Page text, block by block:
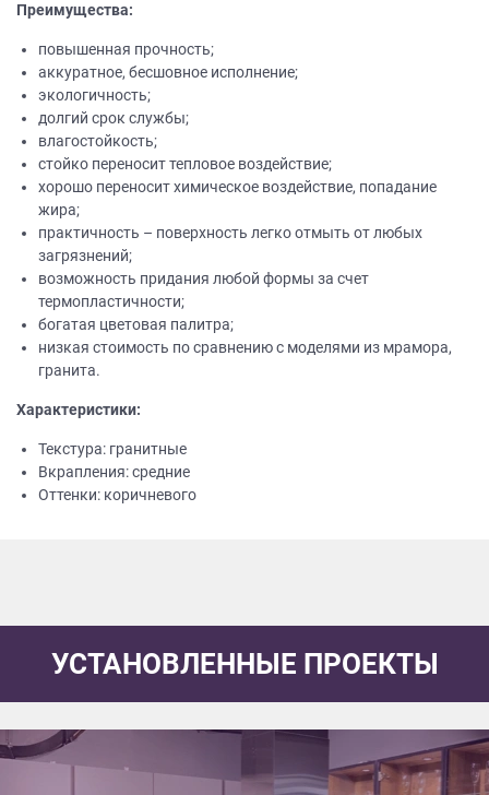
Преимущества:
повышенная прочность;
аккуратное, бесшовное исполнение;
экологичность;
долгий срок службы;
влагостойкость;
стойко переносит тепловое воздействие;
хорошо переносит химическое воздействие, попадание
жира;
практичность – поверхность легко отмыть от любых
загрязнений;
возможность придания любой формы за счет
термопластичности;
богатая цветовая палитра;
низкая стоимость по сравнению с моделями из мрамора,
гранита.
Характеристики:
Текстура: гранитные
Вкрапления: средние
Оттенки: коричневого
УСТАНОВЛЕННЫЕ ПРОЕКТЫ